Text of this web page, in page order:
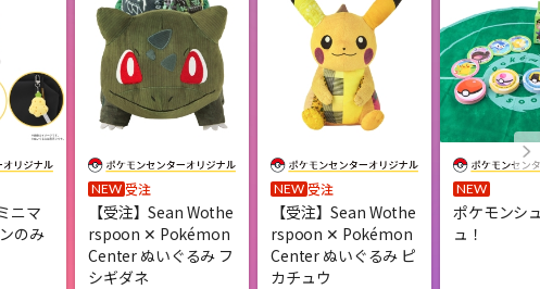
ニマ
のみ
NEW 受注
【受注】Sean Wothe
rspoon ✕ Pokémon
Center ぬいぐるみ フ
シギダネ
NEW 受注
【受注】Sean Wothe
rspoon ✕ Pokémon
Center ぬいぐるみ ピ
カチュウ
NEW
ポケモンシ
ュ！